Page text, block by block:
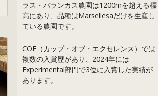
ラス・バランカス農園は1200mを超える標
高にあり、品種はMarsellesaだけを生産し
ている農園です。
COE（カップ・オブ・エクセレンス）では
複数の入賞歴があり、2024年には
Experimental部門で3位に入賞した実績が
あります。